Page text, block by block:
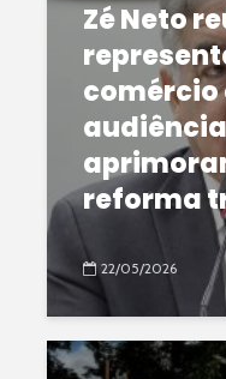
Zé Neto
comércio
reforma
22/05/2026